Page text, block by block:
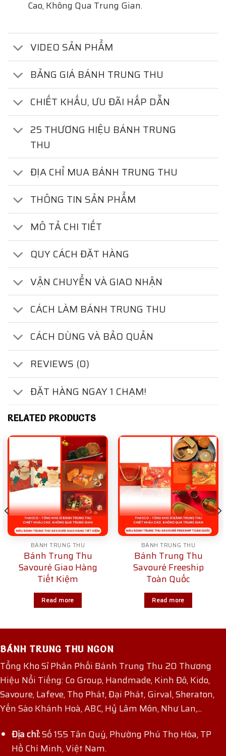
Cao, Không Qua Trung Gian.
VIDEO SẢN PHẨM
BẢNG GIÁ BÁNH TRUNG THU
CHIẾT KHẤU, ƯU ĐÃI HẤP DẪN
25 THƯƠNG HIỆU BÁNH TRUNG
THU
ĐỊA CHỈ MUA BÁNH TRUNG THU
THÔNG TIN SẢN PHẨM
MÔ TẢ CHI TIẾT
QUY CÁCH ĐẶT HÀNG
VẬN CHUYỂN VÀ GIAO NHẬN
CÁCH LÀM BÁNH TRUNG THU
CÁCH DÙNG VÀ BẢO QUẢN
REVIEWS (0)
ĐẶT HÀNG NGAY 1 CHẠM!
RELATED PRODUCTS
BÁNH TRUNG THU
Bánh Trung Thu
Savouré Giao Hàng
Tiết Kiệm
Read more
BÁNH TRUNG THU
Bánh Trung Thu
Savouré Freeship
Toàn Quốc
Read more
BÁNH TRUNG THU NGON
Tổng Kho Sỉ Phân Phối Bánh Trung Thu 20 Thương
Hiệu Nổi Tiếng: Co Group, Handmade, Kinh Đô, Kido,
Savoure, Lafeve, Thọ Phát, Đại Phát, Girval, Sheraton,
Yến Sào Khánh Hoà, ABC, Hỷ Lâm Môn, Như Lan,...
Địa chỉ:Số 155 Tân Quý, Phường Phú Thọ Hòa, TP
Hồ Chí Minh, Việt Nam.